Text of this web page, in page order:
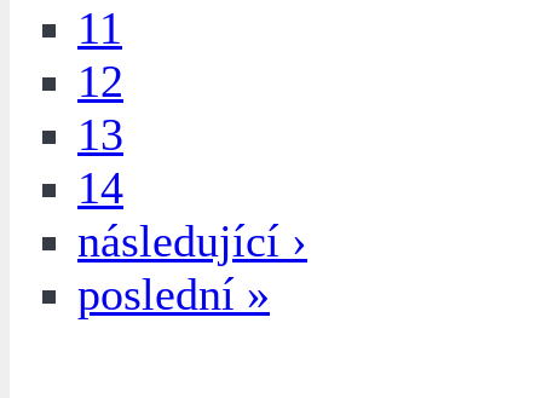
11
12
13
14
následující ›
poslední »